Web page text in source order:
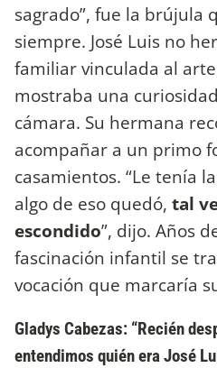
sagrado”, fue la brújula
siempre. José Luis no
familiar vinculada al
mostraba una
cámara. Su hermana
acompañar a un primo
casamientos. “Le tenía
algo de eso quedó, tal
escondido”, dijo. Años
fascinación infantil se
vocación que marcaría
Gladys Cabezas: “Recién
entendimos quién era José